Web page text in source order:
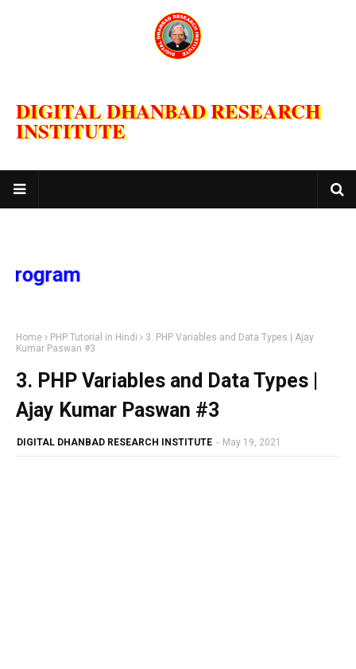
DIGITAL DHANBAD RESEARCH
INSTITUTE
Home PHP Tutorial in Hindi
3. PHP Variables and Data Types | Ajay
Kumar Paswan #3
3. PHP Variables and Data Types |
Ajay Kumar Paswan #3
DIGITAL DHANBAD RESEARCH INSTITUTE - May 19, 2021